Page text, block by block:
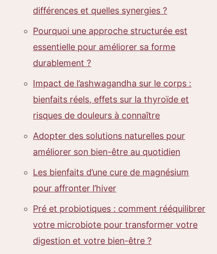
différences et quelles synergies ?
Pourquoi une approche structurée est
essentielle pour améliorer sa forme
durablement ?
Impact de l’ashwagandha sur le corps :
bienfaits réels, effets sur la thyroïde et
risques de douleurs à connaître
Adopter des solutions naturelles pour
améliorer son bien-être au quotidien
Les bienfaits d’une cure de magnésium
pour affronter l’hiver
Pré et probiotiques : comment rééquilibrer
votre microbiote pour transformer votre
digestion et votre bien-être ?